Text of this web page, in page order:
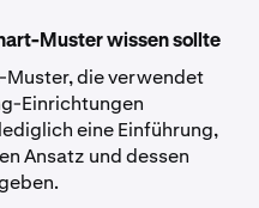
Muster wissen sollte
die verwendet
Einrichtungen
eine Einführung,
Ansatz und dessen